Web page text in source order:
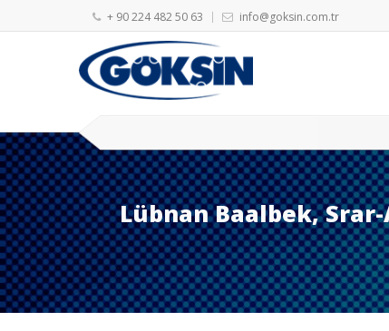
+ 90 224 482 50 63 info@goksin.com.tr
Lübnan Baalbek,